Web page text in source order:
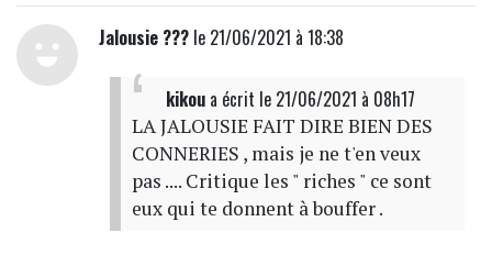
Jalousie ???le 21/06/2021 à 18:38
kikoua écrit le 21/06/2021 à 08h17
LA JALOUSIE FAIT DIRE BIEN DES
CONNERIES , mais je ne t'en veux
pas .... Critique les " riches " ce sont
eux qui te donnent à bouffer .